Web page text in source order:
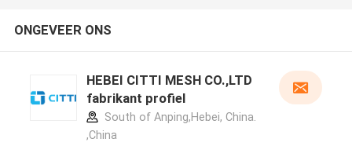
ONGEVEER ONS
HEBEI CITTI MESH CO.,LTD
fabrikant profiel
South of Anping,Hebei, China.
,China